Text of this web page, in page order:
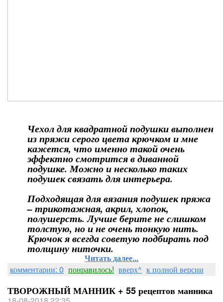
Чехол для квадратной подушки выполнен
из пряжи серого цвета крючком и мне
кажется, что именно такой очень
эффектно смотрится в диванной
подушке. Можно и несколько таких
подушек связать для интерьера.
Подходящая для вязания подушек пряжа
– трикотажная, акрил, хлопок,
полушерсть. Лучше берите не слишком
толстую, но и не очень тонкую нить.
Крючок я всегда советую подбирать под
толщину ниточки.
Читать далее...
комментарии: 0 понравилось! вверх^ к полной версии
ТВОРОЖНЫЙ МАННИК + 55 рецептов манника